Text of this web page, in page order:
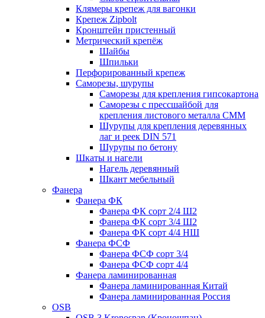
Клямеры крепеж для вагонки
Крепеж Zipbolt
Кронштейн пристенный
Метрический крепёж
Шайбы
Шпильки
Перфорированный крепеж
Саморезы, шурупы
Саморезы для крепления гипсокартона
Саморезы с прессшайбой для
крепления листового металла СММ
Шурупы для крепления деревянных
лаг и реек DIN 571
Шурупы по бетону
Шкаты и нагели
Нагель деревянный
Шкант мебельный
Фанера
Фанера ФК
Фанера ФК сорт 2/4 Ш2
Фанера ФК сорт 3/4 Ш2
Фанера ФК сорт 4/4 НШ
Фанера ФСФ
Фанера ФСФ сорт 3/4
Фанера ФСФ сорт 4/4
Фанера ламинированная
Фанера ламинированная Китай
Фанера ламинированная Россия
OSB